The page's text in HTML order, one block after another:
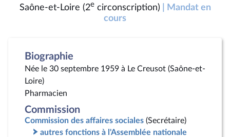
Saône-et-Loire (2ecirconscription)
| Mandat en
cours
Biographie
Née le 30 septembre 1959 à Le Creusot (Saône-et-
Loire)
Pharmacien
Commission
Commission des affaires sociales (Secrétaire)
autres fonctions à l'Assemblée nationale